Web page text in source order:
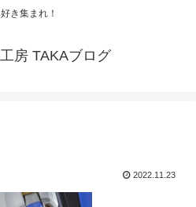
き集まれ！
房 TAKAブログ
2022.11.23